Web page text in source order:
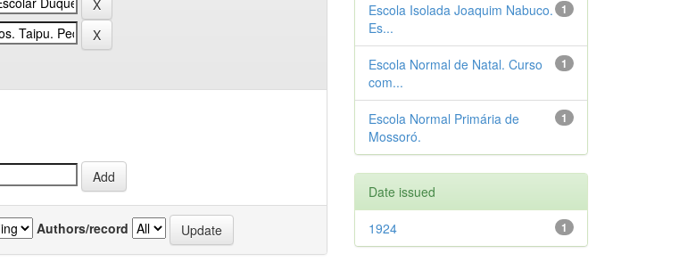
Authors/record
1
Escola Isolada Joaquim Nabuco.
Es...
1
Escola Normal de Natal. Curso
com...
1
Escola Normal Primária de
Mossoró.
Date issued
1
1924